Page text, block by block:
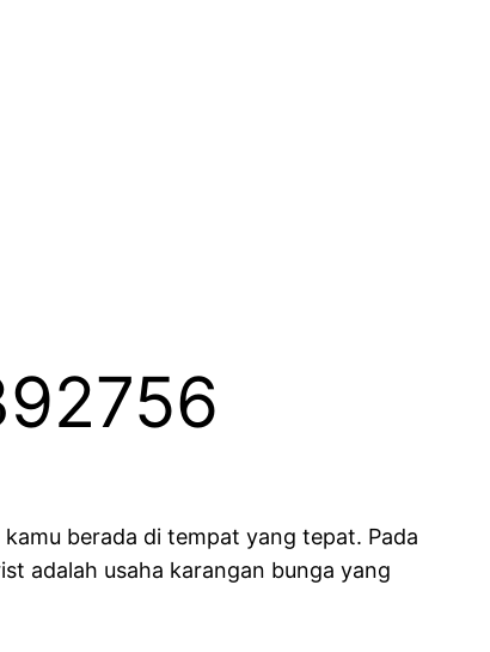
berada di tempat yang tepat. Pada
adalah usaha karangan bunga yang